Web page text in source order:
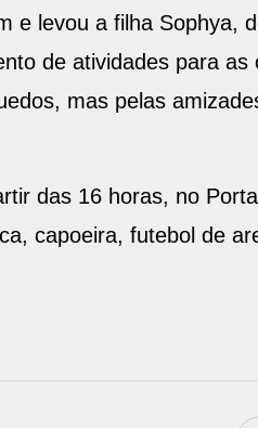
e levou a filha Sophya,
de atividades para as
mas pelas
das 16 horas, no
capoeira, futebol de